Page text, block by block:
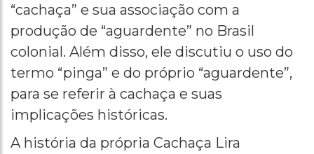
“cachaça” e sua associação com a
produção de “aguardente” no Brasil
colonial. Além disso, ele discutiu o uso do
termo “pinga” e do próprio “aguardente”,
para se referir à cachaça e suas
implicações históricas.
A história da própria Cachaça Lira